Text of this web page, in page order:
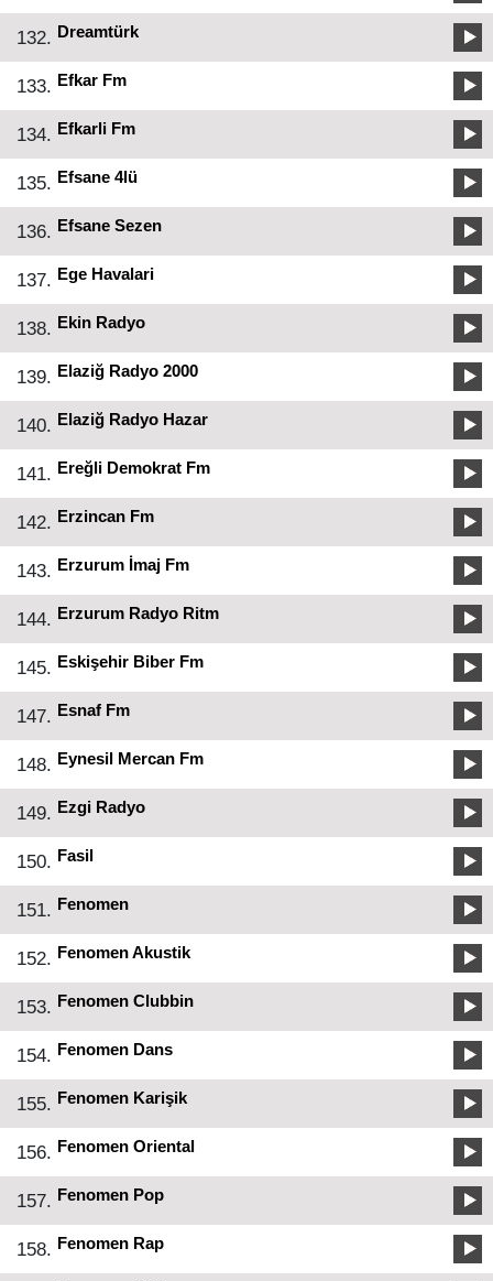
132. Dreamtürk
133. Efkar Fm
134. Efkarli Fm
135. Efsane 4lü
136. Efsane Sezen
137. Ege Havalari
138. Ekin Radyo
139. Elaziğ Radyo 2000
140. Elaziğ Radyo Hazar
141. Ereğli Demokrat Fm
142. Erzincan Fm
143. Erzurum İmaj Fm
144. Erzurum Radyo Ritm
145. Eskişehir Biber Fm
147. Esnaf Fm
148. Eynesil Mercan Fm
149. Ezgi Radyo
150. Fasil
151. Fenomen
152. Fenomen Akustik
153. Fenomen Clubbin
154. Fenomen Dans
155. Fenomen Karişik
156. Fenomen Oriental
157. Fenomen Pop
158. Fenomen Rap